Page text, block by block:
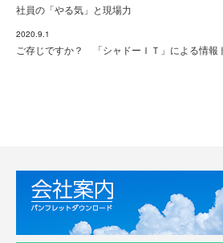
社員の「やる気」と現場力
2020.9.1
ご存じですか？ 「シャドーＩＴ」による情報